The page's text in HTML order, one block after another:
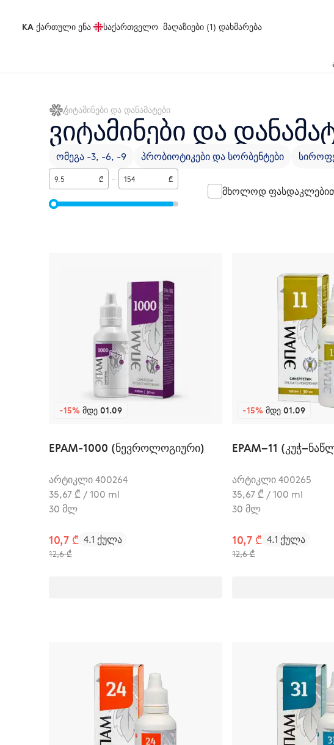
KA ქართული ენა საქართველო მაღაზიები (1) დახმარება
ვიტამინები და დანამატები
ვიტამინები და
ომეგა -3, -6, -9 პრობიოტიკები და სორბენტები
₾ - ₾
მხოლოდ
-15% ᲛᲓᲔ 01.09
EPAM-1000 (ნევროლოგიური)
არტიკლი 400264
35,67 ₾ / 100 ml
30 მლ
10,7 ₾
12,6 ₾
4.1 ქულა
-15% ᲛᲓᲔ 01.09
EPAM–11
არტიკლი 400265
35,67 ₾ / 100 ml
30 მლ
10,7 ₾
12,6 ₾
4.1 ქულა